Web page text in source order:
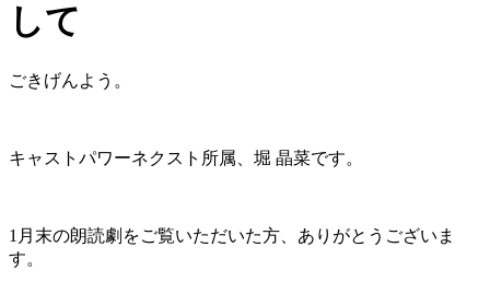
して
ごきげんよう。
キャストパワーネクスト所属、堀 晶菜です。
1月末の朗読劇をご覧いただいた方、ありがとうございま
す。